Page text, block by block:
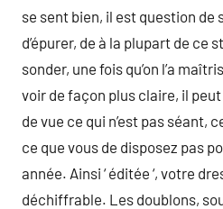
se sent bien, il est question de
d’épurer, de à la plupart de ce
sonder, une fois qu’on l’a
voir de façon plus claire, il
de vue ce qui n’est pas séant,
ce que vous de disposez pas
année. Ainsi ‘ éditée ‘, votre
déchiffrable. Les doublons,